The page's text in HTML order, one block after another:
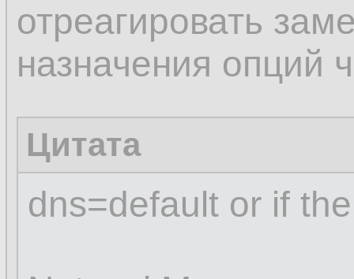
отреагировать
назначения опций
Цитата
dns=default or if